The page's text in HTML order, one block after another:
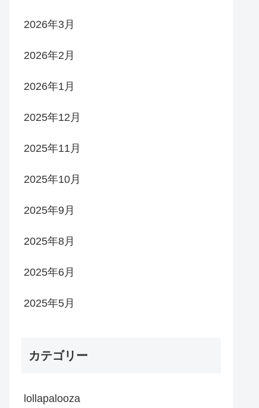
2026年3月
2026年2月
2026年1月
2025年12月
2025年11月
2025年10月
2025年9月
2025年8月
2025年6月
2025年5月
カテゴリー
lollapalooza